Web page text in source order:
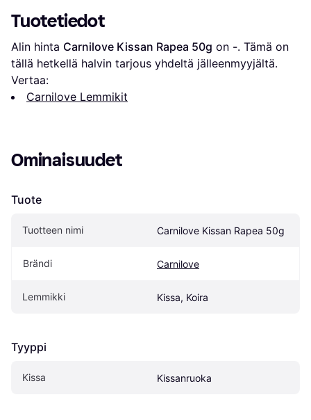
Tuotetiedot
Alin hinta Carnilove Kissan Rapea 50g on -. Tämä on
tällä hetkellä halvin tarjous yhdeltä jälleenmyyjältä.
Vertaa:
Carnilove Lemmikit
Ominaisuudet
Tuote
Tuotteen nimi Carnilove Kissan Rapea 50g
Brändi Carnilove
Lemmikki Kissa, Koira
Tyyppi
Kissa Kissanruoka